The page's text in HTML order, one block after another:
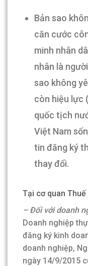
Bản sao
căn cước
minh nhân
nhân là
sao không
còn hiệu lực
quốc tịch
Việt Nam
tin đăng ký
thay đổi.
Tại cơ quan
– Đối với doanh
Doanh nghiệp
đăng ký kinh
doanh nghiệp,
ngày 14/9/2015